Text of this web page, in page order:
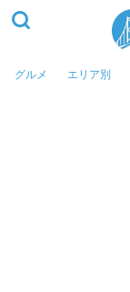
グルメ エリア別